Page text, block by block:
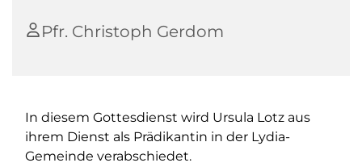
Pfr. Christoph Gerdom
In diesem Gottesdienst wird Ursula Lotz aus
ihrem Dienst als Prädikantin in der Lydia-
Gemeinde verabschiedet.